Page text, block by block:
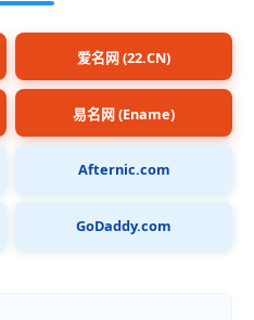
爱名网 (22.CN)
易名网 (Ename)
Afternic.com
GoDaddy.com